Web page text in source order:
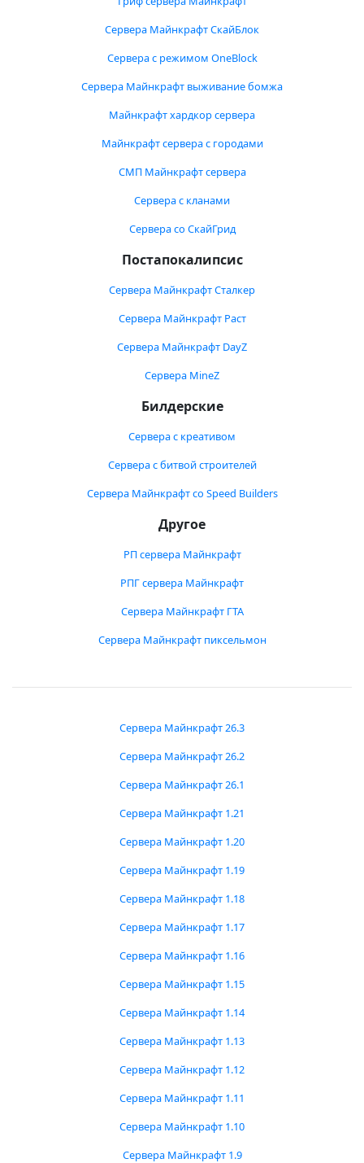
Сервера Майнкрафт СкайБлок
Сервера с режимом OneBlock
Сервера Майнкрафт выживание бомжа
Майнкрафт хардкор сервера
Майнкрафт сервера с городами
СМП Майнкрафт сервера
Сервера с кланами
Сервера со СкайГрид
Постапокалипсис
Сервера Майнкрафт Сталкер
Сервера Майнкрафт Раст
Сервера Майнкрафт DayZ
Сервера MineZ
Билдерские
Сервера с креативом
Сервера с битвой строителей
Сервера Майнкрафт со Speed Builders
Другое
РП сервера Майнкрафт
РПГ сервера Майнкрафт
Сервера Майнкрафт ГТА
Сервера Майнкрафт пиксельмон
Сервера Майнкрафт 26.3
Сервера Майнкрафт 26.2
Сервера Майнкрафт 26.1
Сервера Майнкрафт 1.21
Сервера Майнкрафт 1.20
Сервера Майнкрафт 1.19
Сервера Майнкрафт 1.18
Сервера Майнкрафт 1.17
Сервера Майнкрафт 1.16
Сервера Майнкрафт 1.15
Сервера Майнкрафт 1.14
Сервера Майнкрафт 1.13
Сервера Майнкрафт 1.12
Сервера Майнкрафт 1.11
Сервера Майнкрафт 1.10
Сервера Майнкрафт 1.9